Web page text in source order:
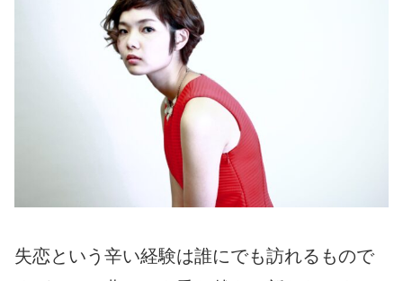
失恋という辛い経験は誰にでも訪れるもので